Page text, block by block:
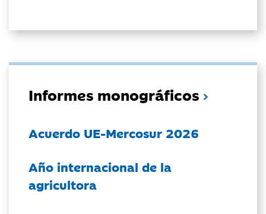
Informes monográficos
Acuerdo UE-Mercosur 2026
Año internacional de la
agricultora